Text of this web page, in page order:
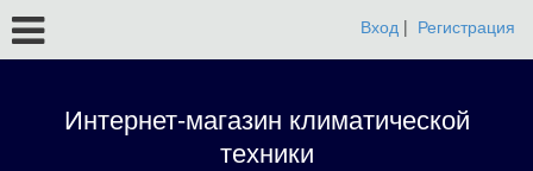
Вход | Регистрация
Интернет-магазин климатической
техники